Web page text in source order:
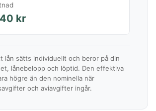
kr
lån sätts individuellt och beror på din
lånebelopp och löptid. Den effektiva
högre än den nominella när
och aviavgifter ingår.